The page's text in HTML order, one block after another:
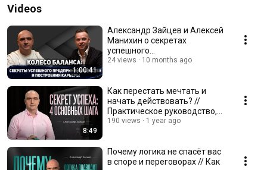
Videos
1:00:41
Александр Зайцев и Алексей
Манихин о секретах
успешного
предпринимательства и
24 views 10 months ago
8:49
Как перестать мечтать и
начать действовать? //
Практическое руководство,
чтобы стать успешным
190 views 1 year ago
Почему логика не спасёт вас
в споре и переговорах // Как